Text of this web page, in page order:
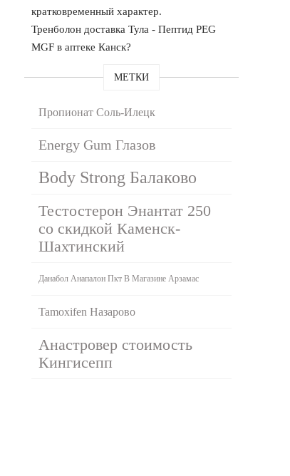
кратковременный характер.
Тренболон доставка Тула - Пептид PEG
MGF в аптеке Канск?
МЕТКИ
Пропионат Соль-Илецк
Energy Gum Глазов
Body Strong Балаково
Тестостерон Энантат 250
со скидкой Каменск-
Шахтинский
Данабол Анапалон Пкт В Магазине Арзамас
Tamoxifen Назарово
Анастровер стоимость
Кингисепп